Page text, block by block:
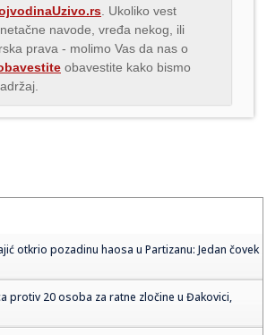
. Ukoliko vest
navode, vređa nekog, ili
prava - molimo Vas da nas o
obavestite kako bismo
otkrio pozadinu haosa u Partizanu: Jedan čovek
protiv 20 osoba za ratne zločine u Đakovici,